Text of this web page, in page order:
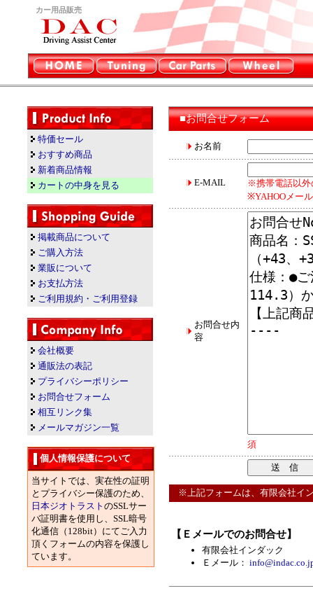
カー用品販売
特価セール
おすすめ商品
新着商品情報
カートの中身を見る
掲載商品について
ご購入方法
業販について
お支払方法
ご利用規約・ご利用登録
会社概要
通販法の表記
プライバシーポリシー
お問合せフォーム
相互リンク集
メールマガジン一覧
個人情報保護について
当サイトでは、実在性の証明
とプライバシー保護のため、
日本ジオトラスト のSSLサー
バ証明書を使用し、SSL暗号
化通信（128bit）にてご入力
頂くフォームの内容を保護し
ています。
■お問合せフォーム
お名前
E-MAIL
※携帯電話以外
※YAHOOメー
お問合せ内
容
須
※上記フォームは、有限会社イ
【Ｅメールでのお問合せ】
有限会社インダック
Ｅメール：